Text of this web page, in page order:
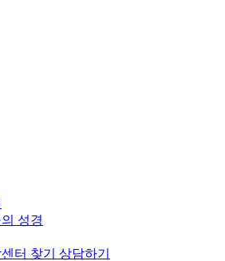
성경
터 찾기 상담하기